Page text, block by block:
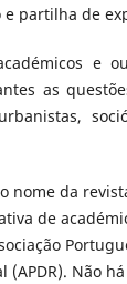
partilha de
e
as
nome da
de
(APDR). Não